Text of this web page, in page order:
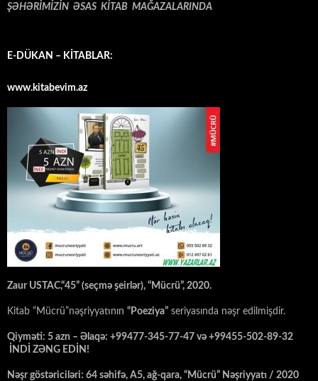
ŞƏHƏRİMİZİN ƏSAS KİTAB MAĞAZALARINDA
E-DÜKAN – KİTABLAR:
www.kitabevim.az
Zaur USTAC,“45” (seçmə şeirlər), “Mücrü”, 2020.
Kitab “Mücrü”nəşriyyatının “Poeziya” seriyasında nəşr edilmişdir.
Qiyməti: 5 azn – Əlaqə: +99477-345-77-47 və +99455-502-89-32
İNDİ ZƏNG EDİN!
Nəşr göstəriciləri: 64 səhifə, A5, ağ-qara, “Mücrü” Nəşriyyatı / 2020